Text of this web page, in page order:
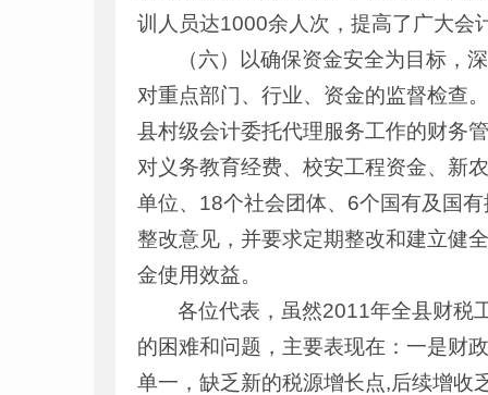
训人员达1000余人次，提高了广大会
（六）以确保资金安全为目标，
对重点部门、行业、资金的监督检查
县村级会计委托代理服务工作的财务
对义务教育经费、校安工程资金、新
单位、18个社会团体、6个国有及国
整改意见，并要求定期整改和建立健
金使用效益。
各位代表，虽然2011年全县财税
的困难和问题，主要表现在：一是财
单一，缺乏新的税源增长点,后续增收